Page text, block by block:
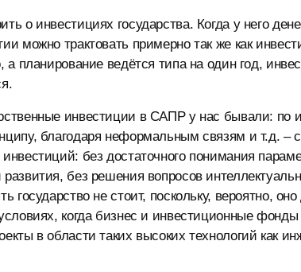
о инвестициях государства. Когда у него
можно трактовать примерно так же как
а планирование ведётся типа на один год,
инвестиции в САПР у нас бывали: по
благодаря неформальным связям и т.д. –
инвестиций: без достаточного понимания
без решения вопросов
государство не стоит, поскольку, вероятно,
когда бизнес и инвестиционные
в области таких высоких технологий как